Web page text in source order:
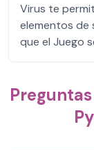
Virus te
elementos de
que el Juego